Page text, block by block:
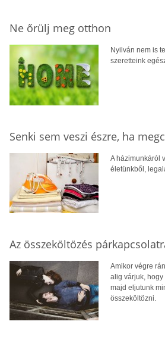
Ne őrülj meg otthon
Nyilván nem is
szeretteink
Senki sem veszi észre, ha
A házimunkáról
életünkből,
Az összeköltözés
Amikor végre
alig várjuk,
majd eljutunk
összeköltözni.